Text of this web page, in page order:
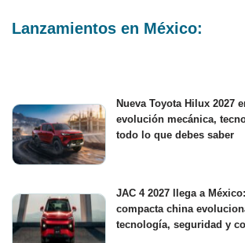
Lanzamientos en México:
Nueva Toyota Hilux 2027
evolución mecánica,
todo lo que debes saber
JAC 4 2027 llega a
compacta china
tecnología, seguridad y